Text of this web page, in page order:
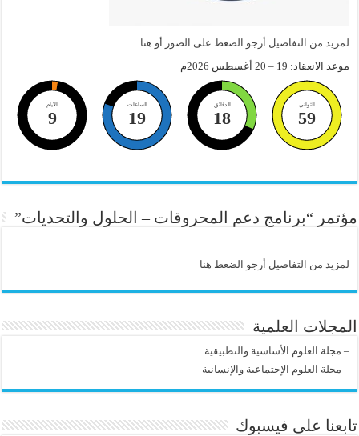
لمزيد من التفاصيل أرجو الضعط على الصور أو هنا
موعد الانعقاد: 19 – 20 أغسطس 2026م
الايام
9
الساعات
19
الدقائق
18
الثواني
59
مؤتمر “برنامج دعم المحروقات – الحلول والتحديات”
لمزيد من التفاصيل أرجو الضعط هنا
المجلات العلمية
– مجلة العلوم الأساسية والتطبيقية
– مجلة العلوم الإجتماعية والإنسانية
تابعنا على فيسبوك